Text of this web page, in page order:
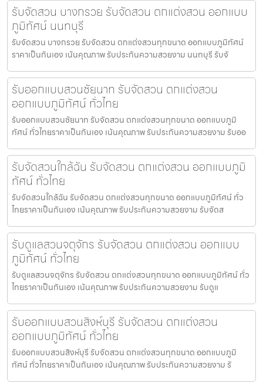
รับจัดสวน บางกรวย รับจัดสวน ตกแต่งสวน ออกแบบ
ภูมิทัศน์ นนทบุรี
รับจัดสวน บางกรวย รับจัดสวน ตกแต่งสวนทุกขนาด ออกแบบภูมิทัศน์
ราคาเป็นกันเอง เน้นคุณภาพ รับประกันความสวยงาม นนทบุรี รับจั
รับออกแบบสวนชัยนาท รับจัดสวน ตกแต่งสวน
ออกแบบภูมิทัศน์ ทั่วไทย
รับออกแบบสวนชัยนาท รับจัดสวน ตกแต่งสวนทุกขนาด ออกแบบภูมิ
ทัศน์ ทั่วไทยราคาเป็นกันเอง เน้นคุณภาพ รับประกันความสวยงาม รับออ
รับจัดสวนใกล้ฉัน รับจัดสวน ตกแต่งสวน ออกแบบภูมิ
ทัศน์ ทั่วไทย
รับจัดสวนใกล้ฉัน รับจัดสวน ตกแต่งสวนทุกขนาด ออกแบบภูมิทัศน์ ทั่ว
ไทยราคาเป็นกันเอง เน้นคุณภาพ รับประกันความสวยงาม รับจัดส
รับดูแลสวนจตุจักร รับจัดสวน ตกแต่งสวน ออกแบบ
ภูมิทัศน์ ทั่วไทย
รับดูแลสวนจตุจักร รับจัดสวน ตกแต่งสวนทุกขนาด ออกแบบภูมิทัศน์ ทั่ว
ไทยราคาเป็นกันเอง เน้นคุณภาพ รับประกันความสวยงาม รับดูแ
รับออกแบบสวนสิงห์บุรี รับจัดสวน ตกแต่งสวน
ออกแบบภูมิทัศน์ ทั่วไทย
รับออกแบบสวนสิงห์บุรี รับจัดสวน ตกแต่งสวนทุกขนาด ออกแบบภูมิ
ทัศน์ ทั่วไทยราคาเป็นกันเอง เน้นคุณภาพ รับประกันความสวยงาม รั